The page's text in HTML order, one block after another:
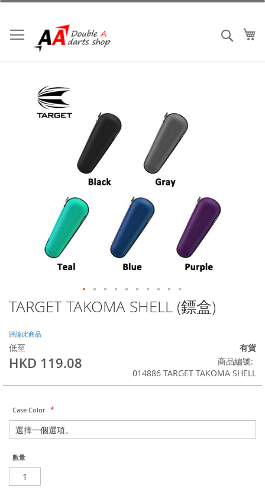
跳
內
容
搜索
TARGET TAKOMA SHELL (鏢盒)
評論此商品
低至
HKD 119.08
有貨
商品編號
014886 TARGET TAKOMA SHELL
Case Color
數量
Skip
to
beginning
of
the
gallery